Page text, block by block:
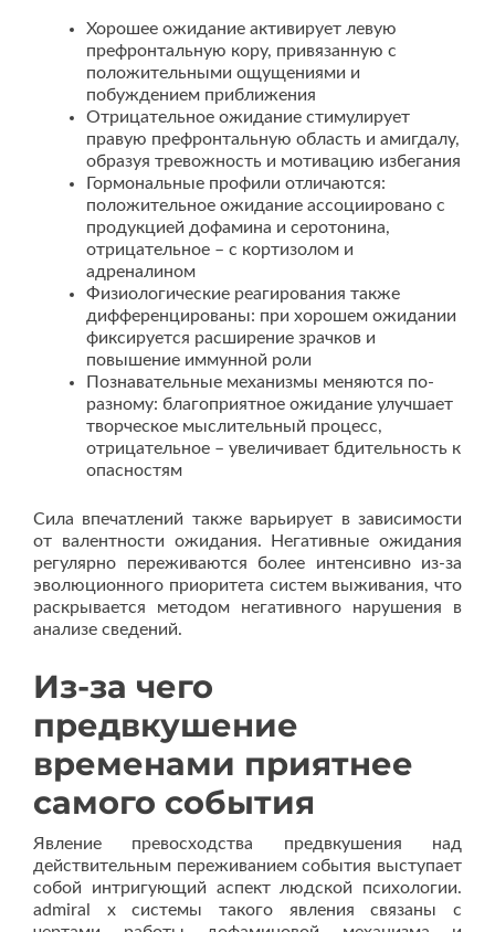
Хорошее ожидание активирует левую
префронтальную кору, привязанную с
положительными ощущениями и
побуждением приближения
Отрицательное ожидание стимулирует
правую префронтальную область и амигдалу,
образуя тревожность и мотивацию избегания
Гормональные профили отличаются:
положительное ожидание ассоциировано с
продукцией дофамина и серотонина,
отрицательное – с кортизолом и
адреналином
Физиологические реагирования также
дифференцированы: при хорошем ожидании
фиксируется расширение зрачков и
повышение иммунной роли
Познавательные механизмы меняются по-
разному: благоприятное ожидание улучшает
творческое мыслительный процесс,
отрицательное – увеличивает бдительность к
опасностям
Сила впечатлений также варьирует в зависимости
от валентности ожидания. Негативные ожидания
регулярно переживаются более интенсивно из-за
эволюционного приоритета систем выживания, что
раскрывается методом негативного нарушения в
анализе сведений.
Из-за чего
предвкушение
временами приятнее
самого события
Явление превосходства предвкушения над
действительным переживанием события выступает
собой интригующий аспект людской психологии.
admiral x системы такого явления связаны с